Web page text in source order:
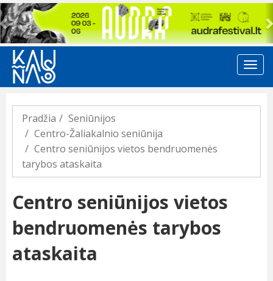
Previous
Pradžia
Seniūnijos
Centro-Žaliakalnio seniūnija
Centro seniūnijos vietos bendruomenės
tarybos ataskaita
Centro seniūnijos vietos
bendruomenės tarybos
ataskaita